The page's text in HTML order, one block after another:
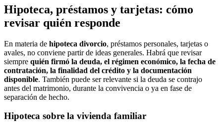
Hipoteca, préstamos y tarjetas: cómo
revisar quién responde
En materia de hipoteca divorcio, préstamos personales, tarjetas o
avales, no conviene partir de ideas generales. Habrá que revisar
siempre quién firmó la deuda, el régimen económico, la fecha de
contratación, la finalidad del crédito y la documentación
disponible. También puede ser relevante si la deuda se contrajo
antes del matrimonio, durante la convivencia o ya en fase de
separación de hecho.
Hipoteca sobre la vivienda familiar